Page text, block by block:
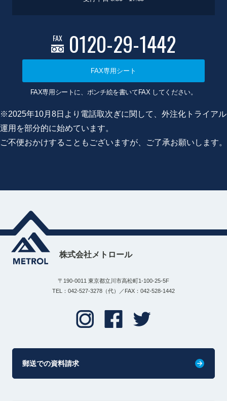
FAX 0120-29-1442
FAX専用シート
FAX専用シートに、ポンチ絵を書いてFAX してください。
※2025年10月8日より電話取次ぎに関して、外注化トライアル
運用を部分的に始めています。
ご不便おかけすることもございますが、ご了承お願いします。
株式会社メトロール
〒190-0011 東京都立川市高松町1-100-25-5F
TEL：042-527-3278（代）／FAX：042-528-1442
郵送での資料請求